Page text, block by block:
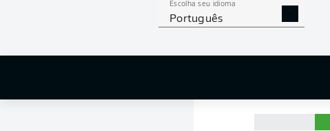
Escolha seu idioma
Português